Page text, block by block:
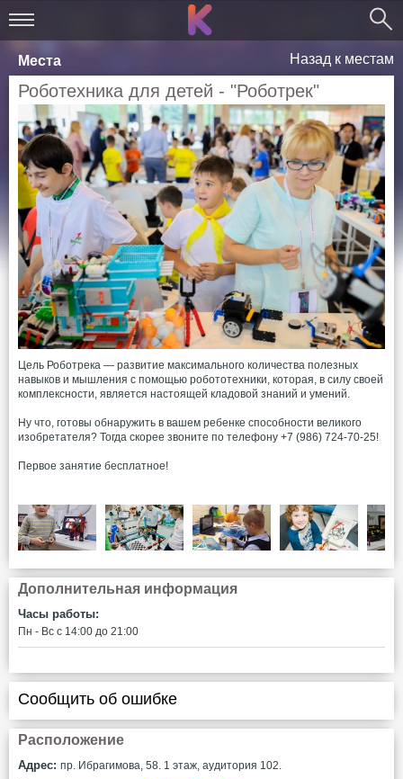
Места Назад к местам
Роботехника для детей - "Роботрек"
Цель Роботрека — развитие максимального количества полезных
навыков и мышления с помощью робототехники, которая, в силу своей
комплексности, является настоящей кладовой знаний и умений.
Ну что, готовы обнаружить в вашем ребенке способности великого
изобретателя? Тогда скорее звоните по телефону +7 (986) 724-70-25!
Первое занятие бесплатное!
Дополнительная информация
Часы работы:
Пн - Вс c 14:00 до 21:00
Сообщить об ошибке
Расположение
Адрес: пр. Ибрагимова, 58. 1 этаж, аудитория 102.